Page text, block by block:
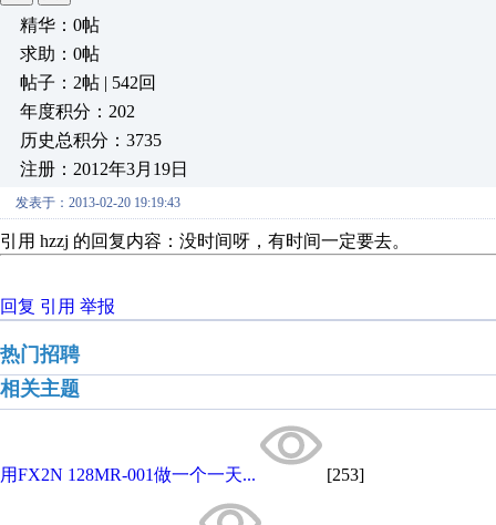
精华：0帖
求助：0帖
帖子：2帖 | 542回
年度积分：202
历史总积分：3735
注册：2012年3月19日
发表于：2013-02-20 19:19:43
引用 hzzj 的回复内容：没时间呀，有时间一定要去。
回复 引用 举报
热门招聘
相关主题
用FX2N 128MR-001做一个一天... [253]